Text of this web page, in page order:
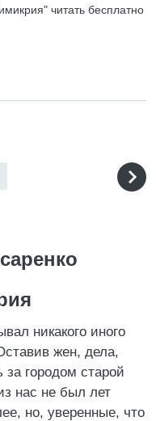
читать бесплатно
никакого иного
жен, дела,
городом старой
нас не был лет
но, уверенные, что